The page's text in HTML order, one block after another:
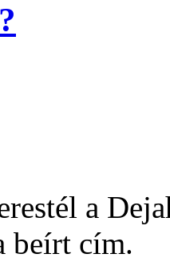
a
beírt cím.